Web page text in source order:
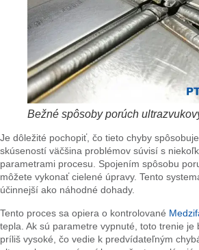
Bežné spôsoby porúch
Je dôležité pochopiť, čo tieto chyby
skúseností väčšina problémov súvisí s
parametrami procesu. Spojením spôsobu
môžete vykonať cielené úpravy. Tento
účinnejší ako náhodné dohady.
Tento proces sa opiera o kontrolované
tepla. Ak sú parametre vypnuté, toto trenie
príliš vysoké, čo vedie k predvídateľným